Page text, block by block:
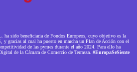
sido beneficiaria de Fondos Europeos, cuyo objetivo es la
gracias al cual ha puesto en marcha un Plan de Acción con el
de las pymes durante el año 2024. Para ello ha
de la Cámara de Comercio de Terrassa. #EuropaSeSiente